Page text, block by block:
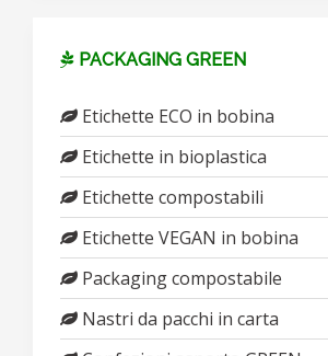
PACKAGING GREEN
Etichette ECO in bobina
Etichette in bioplastica
Etichette compostabili
Etichette VEGAN in bobina
Packaging compostabile
Nastri da pacchi in carta